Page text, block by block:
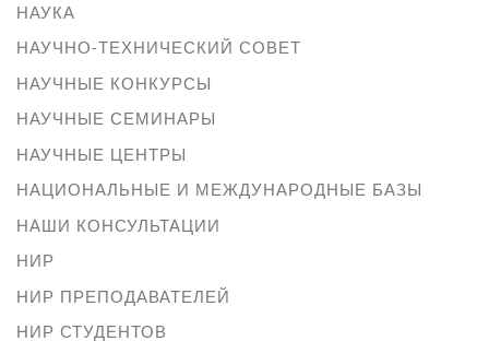
НАУКА
НАУЧНО-ТЕХНИЧЕСКИЙ СОВЕТ
НАУЧНЫЕ КОНКУРСЫ
НАУЧНЫЕ СЕМИНАРЫ
НАУЧНЫЕ ЦЕНТРЫ
НАЦИОНАЛЬНЫЕ И МЕЖДУНАРОДНЫЕ БАЗЫ
НАШИ КОНСУЛЬТАЦИИ
НИР
НИР ПРЕПОДАВАТЕЛЕЙ
НИР СТУДЕНТОВ